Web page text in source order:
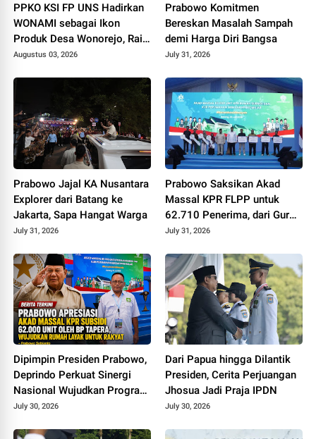
PPKO KSI FP UNS Hadirkan
WONAMI sebagai Ikon
Produk Desa Wonorejo, Raih
Tiga Penghargaan di
2026
Augustus 03, 2026
Prabowo Komitmen
Bereskan Masalah Sampah
demi Harga Diri Bangsa
July 31, 2026
Prabowo Jajal KA Nusantara
Explorer dari Batang ke
Jakarta, Sapa Hangat Warga
July 31, 2026
Prabowo Saksikan Akad
Massal KPR FLPP untuk
62.710 Penerima, dari Guru
SD hingga Pengemudi Ojol
July 31, 2026
Dipimpin Presiden Prabowo,
Deprindo Perkuat Sinergi
Nasional Wujudkan Program
3 Juta Rumah
July 30, 2026
Dari Papua hingga Dilantik
Presiden, Cerita Perjuangan
Jhosua Jadi Praja IPDN
July 30, 2026